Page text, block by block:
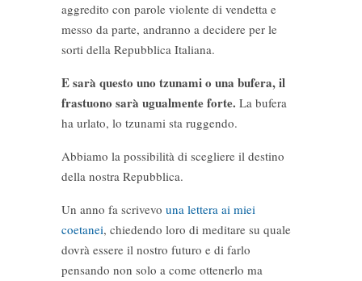
aggredito con parole violente di vendetta e
messo da parte, andranno a decidere per le
sorti della Repubblica Italiana.
E sarà questo uno tzunami o una bufera, il
frastuono sarà ugualmente forte. La bufera
ha urlato, lo tzunami sta ruggendo.
Abbiamo la possibilità di scegliere il destino
della nostra Repubblica.
Un anno fa scrivevo una lettera ai miei
coetanei, chiedendo loro di meditare su quale
dovrà essere il nostro futuro e di farlo
pensando non solo a come ottenerlo ma